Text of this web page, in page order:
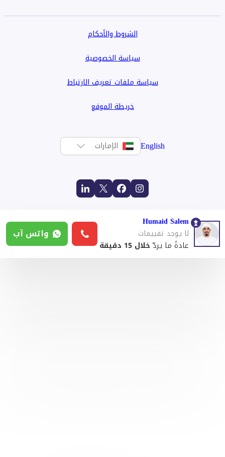
الشروط والأحكام
سياسة الخصوصية
سياسة ملفات تعريف الارتباط
خريطة الموقع
English الإمارات
Humaid Salem
لا يوجد تقييمات
عادةً ما يردّخلال 15 دقيقة
واتس آب